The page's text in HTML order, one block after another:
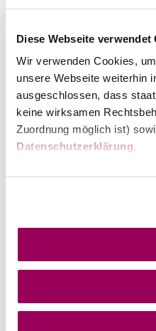
Diese Webseite verwendet
Wir verwenden Cookies,
unsere Webseite weiterhin
ausgeschlossen, dass
keine wirksamen
Zuordnung möglich ist)
Datenschutzerklärung.